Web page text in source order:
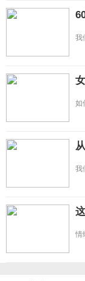
我
如
我
情